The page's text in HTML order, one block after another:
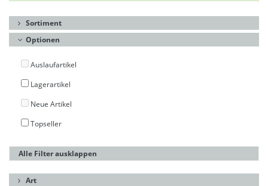
Sortiment
Optionen
Auslaufartikel
Lagerartikel
Neue Artikel
Topseller
Alle Filter ausklappen
Art